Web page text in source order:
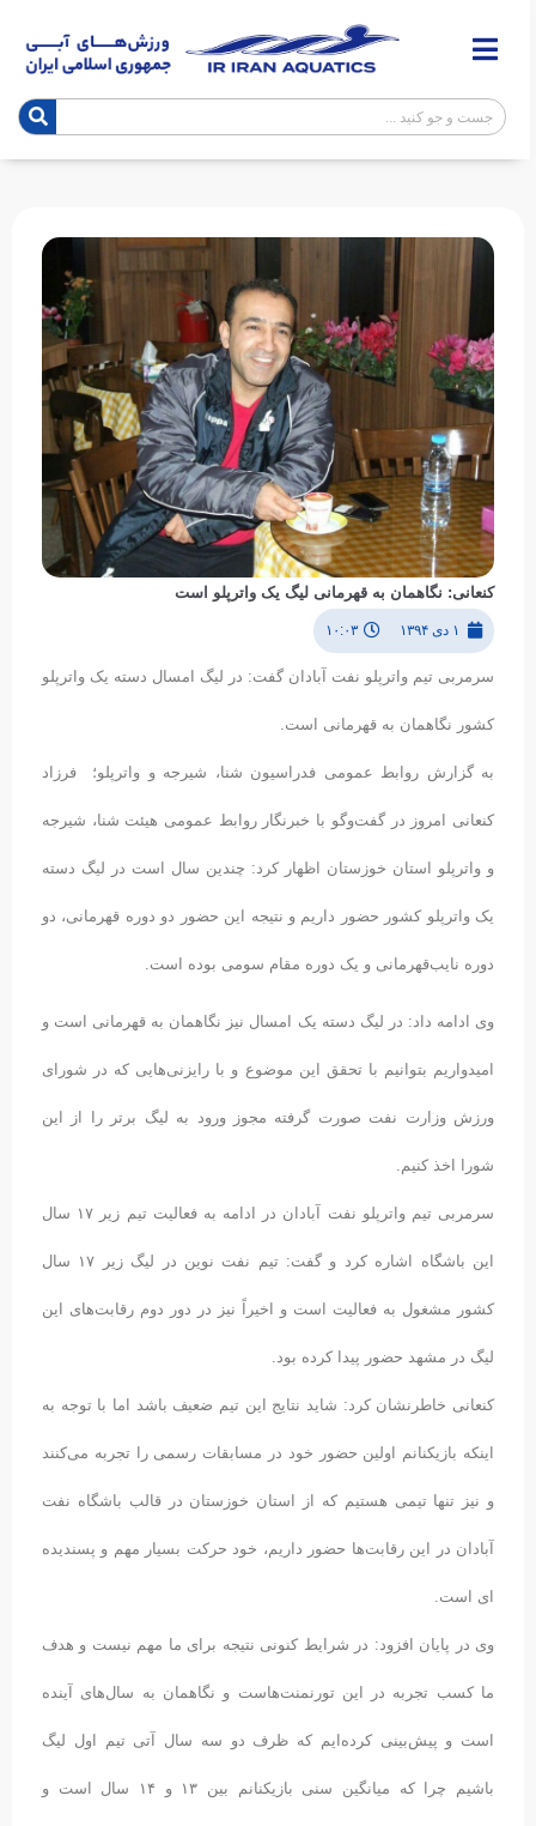
کنعانی: نگاهمان به قهرمانی لیگ یک واترپلو است
۱۰:۰۳
سرمربی تیم واترپلو نفت آبادان گفت: در لیگ امسال دسته یک واترپلو
کشور نگاهمان به قهرمانی است.
به گزارش روابط عمومی فدراسیون شنا، شیرجه و واترپلو؛ فرزاد
کنعانی امروز در گفت‌وگو با خبرنگار روابط عمومی هیئت شنا، شیرجه
و واترپلو استان خوزستان اظهار کرد: چندین سال است در لیگ دسته
یک واترپلو کشور حضور داریم و نتیجه این حضور دو دوره قهرمانی، دو
دوره نایب‌قهرمانی و یک دوره مقام سومی بوده است.
وی ادامه داد: در لیگ دسته یک امسال نیز نگاهمان به قهرمانی است و
امیدواریم بتوانیم با تحقق این موضوع و با رایزنی‌هایی که در شورای
ورزش وزارت نفت صورت گرفته مجوز ورود به لیگ برتر را از این
شورا اخذ کنیم.
سرمربی تیم واترپلو نفت آبادان در ادامه به فعالیت تیم زیر ۱۷ سال
این باشگاه اشاره کرد و گفت: تیم نفت نوین در لیگ زیر ۱۷ سال
کشور مشغول به فعالیت است و اخیراً نیز در دور دوم رقابت‌های این
لیگ در مشهد حضور پیدا کرده بود.
کنعانی خاطرنشان کرد: شاید نتایج این تیم ضعیف باشد اما با توجه به
اینکه بازیکنانم اولین حضور خود در مسابقات رسمی را تجربه می‌کنند
و نیز تنها تیمی هستیم که از استان خوزستان در قالب باشگاه نفت
آبادان در این رقابت‌ها حضور داریم، خود حرکت بسیار مهم و پسندیده
ای‌ است.
وی در پایان افزود: در شرایط کنونی نتیجه برای ما مهم نیست و هدف
ما کسب تجربه در این تورنمنت‌هاست و نگاهمان به سال‌های آینده
است و پیش‌بینی کرده‌ایم که ظرف دو سه سال آتی تیم اول لیگ
باشیم چرا که میانگین سنی بازیکنانم بین ۱۳ و ۱۴ سال است و